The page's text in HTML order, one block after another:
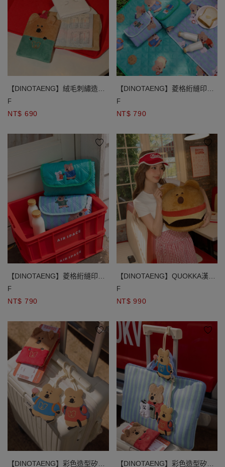
【DINOTAENG】絨毛刺繡造型
護照套
F
NT$ 690
【DINOTAENG】菱格絎縫印花
防潑水手提收納野餐墊
F
NT$ 790
【DINOTAENG】菱格絎縫印花
防潑水手提收納野餐墊
F
NT$ 790
【DINOTAENG】QUOKKA漢堡
造型細絨抱枕
F
NT$ 990
【DINOTAENG】彩色造型矽膠 【DINOTAENG】彩色造型矽膠